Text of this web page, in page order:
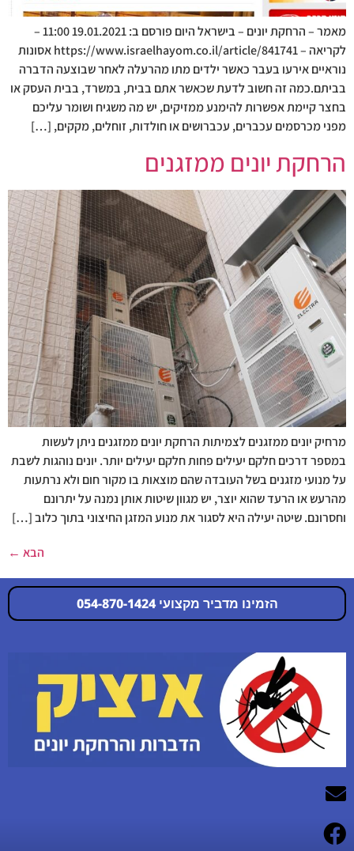
מאמר – הרחקת יונים – בישראל היום פורסם ב: 19.01.2021 11:00 –
לקריאה – https://www.israelhayom.co.il/article/841741 אסונות
נוראיים אירעו בעבר כאשר ילדים מתו מהרעלה לאחר שבוצעה הדברה
בביתם.כמה זה חשוב לדעת שכאשר אתם בבית, במשרד, בבית העסק או
בחצר קיימת אפשרות להימנע ממזיקים, יש מה משגיח ושומר עליכם
מפני מכרסמים עכברים, עכברושים או חולדות, זוחלים, מקקים, […]
הרחקת יונים ממזגנים
מרחיק יונים ממזגנים לצמיתות הרחקת יונים ממזגנים ניתן לעשות
במספר דרכים חלקם יעילים פחות חלקם יעילים יותר. יונים נוהגות לשבת
על מנועי מזגנים בשל העובדה שהם מוצאות בו מקור חום ולא נרתעות
מהרעש או הרעד שהוא יוצר, יש מגוון שיטות אותן נמנה על יתרונם
וחסרונם. שיטה יעילה היא לסגור את מנוע המזגן החיצוני בתוך כלוב […]
הבא ←
הזמינו מדביר מקצועי 054-870-1424
054-870-1424